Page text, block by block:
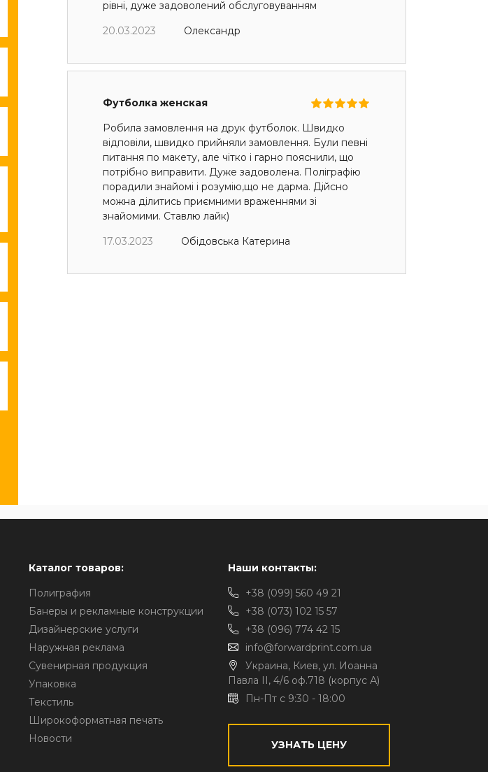
рівні, дуже задоволений обслуговуванням
20.03.2023
Олександр
Футболка женская
Робила замовлення на друк футболок. Швидко
відповіли, швидко прийняли замовлення. Були певні
питання по макету, але чітко і гарно пояснили, що
потрібно виправити. Дуже задоволена. Поліграфію
порадили знайомі і розумію,що не дарма. Дійсно
можна ділитись приємними враженнями зі
знайомими. Ставлю лайк)
17.03.2023
Обідовська Катерина
Каталог товаров:
Полиграфия
Банеры и рекламные конструкции
Дизайнерские услуги
Наружная реклама
Сувенирная продукция
Упаковка
Текстиль
Широкоформатная печать
Новости
Наши контакты:
+38 (099) 560 49 21
+38 (073) 102 15 57
+38 (096) 774 42 15
info@forwardprint.com.ua
Украина, Киев, ул. Иоанна
Павла II, 4/6 оф.718 (корпус А)
Пн-Пт с 9:30 - 18:00
УЗНАТЬ ЦЕНУ